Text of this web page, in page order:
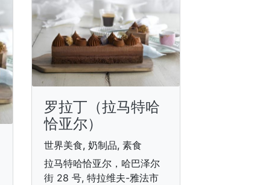
罗拉丁（拉马特哈
恰亚尔）
世界美食, 奶制品, 素食
拉马特哈恰亚尔，哈巴泽尔
街 28 号, 特拉维夫-雅法市